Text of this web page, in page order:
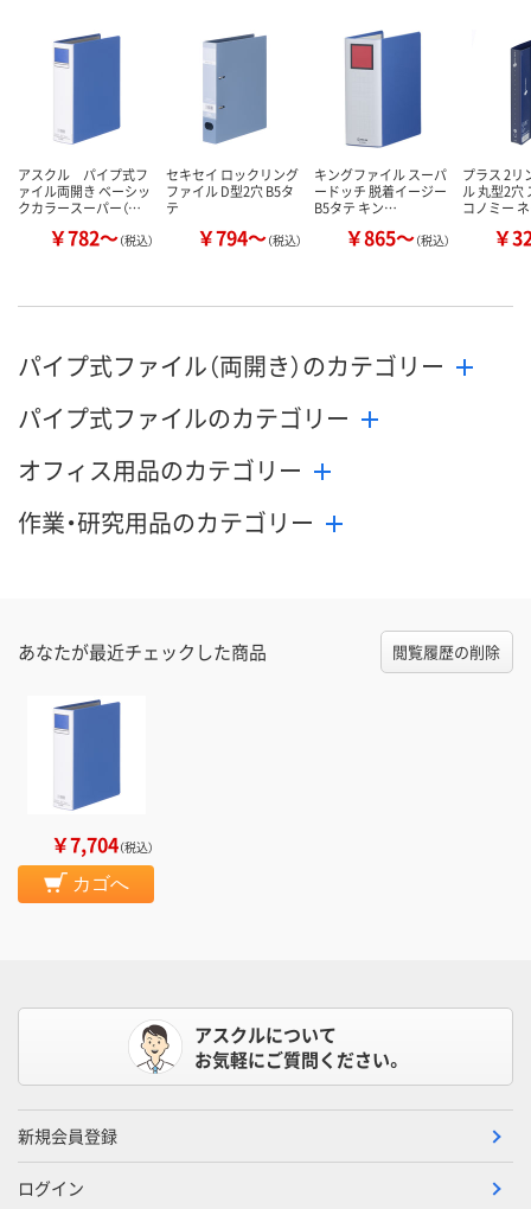
カゴへ カゴへ カ
アスクル パイプ式フ
ァイル両開き ベーシッ
クカラースーパー（…
￥782～（税込）
セキセイ ロックリング
ファイル D型2穴 B5タ
テ
￥794～（税込）
キングファイル スーパ
ードッチ 脱着イージー
B5タテ キン…
￥865～（税込）
プラス 2リ
ル 丸型2穴
コノミー
￥
パイプ式ファイル（両開き）のカテゴリー
パイプ式ファイルのカテゴリー
オフィス用品のカテゴリー
作業・研究用品のカテゴリー
あなたが最近チェックした商品 閲覧履歴の削除
￥7,704（税込）
カゴへ
アスクルについて
お気軽にご質問ください。
新規会員登録
ログイン